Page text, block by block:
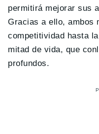
permitirá mejorar sus
Gracias a ello, ambos
competitividad hasta
mitad de vida, que
profundos.